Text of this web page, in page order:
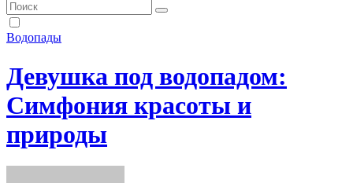
Водопады
Девушка под водопадом:
Симфония красоты и
природы